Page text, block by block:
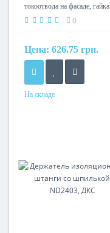
токоотвода на фасаде, гайка
М8, NG9006, ДКС
0
Цена: 626.75 грн.
На складе